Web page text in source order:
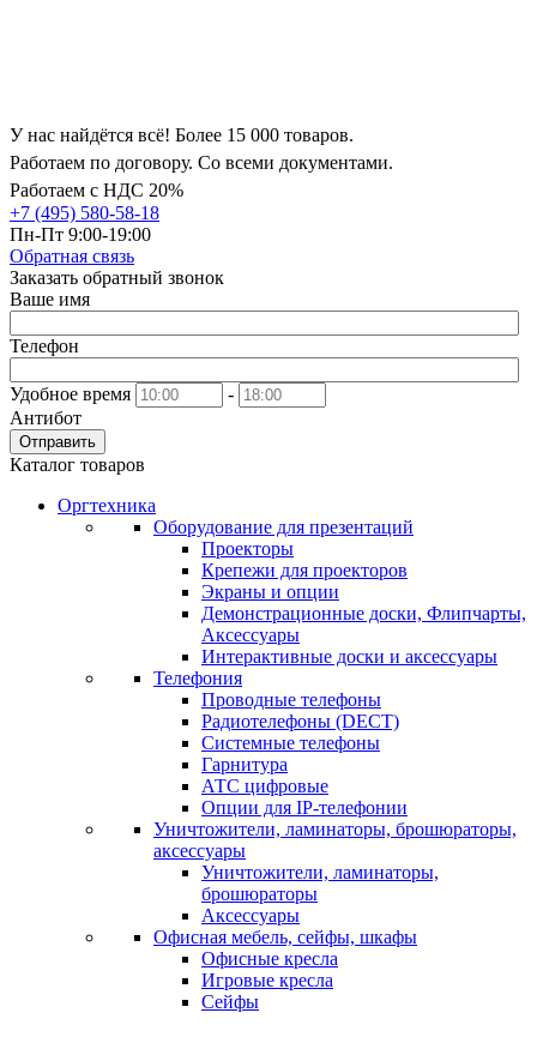
У нас найдётся всё! Более 15 000 товаров.
Работаем по договору. Со всеми документами.
Работаем с НДС 20%
+7 (495) 580-58-18
Пн-Пт 9:00-19:00
Обратная связь
Заказать обратный звонок
Ваше имя
Телефон
Удобное время
-
Антибот
Отправить
Каталог товаров
Оргтехника
Оборудование для презентаций
Проекторы
Крепежи для проекторов
Экраны и опции
Демонстрационные доски, Флипчарты,
Аксессуары
Интерактивные доски и аксессуары
Телефония
Проводные телефоны
Радиотелефоны (DECT)
Системные телефоны
Гарнитура
АТС цифровые
Опции для IP-телефонии
Уничтожители, ламинаторы, брошюраторы,
аксессуары
Уничтожители, ламинаторы,
брошюраторы
Аксессуары
Офисная мебель, сейфы, шкафы
Офисные кресла
Игровые кресла
Сейфы